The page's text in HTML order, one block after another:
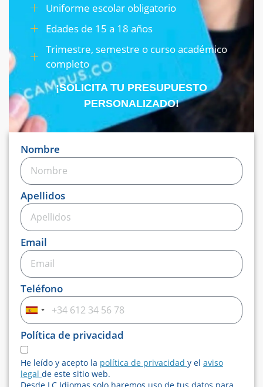
Nombre
Apellidos
Email
Teléfono
Spain
+34
Política de privacidad
He leído y acepto la política de privacidad y el aviso
legal de este sitio web.
Desde LC Idiomas solo haremos uso de tus datos para
Uniforme escolar obligatorio
Edades de 15 a 18 años
Trimestre, semestre o curso académico
completo
¡SOLICITA TU PRESUPUESTO
PERSONALIZADO!